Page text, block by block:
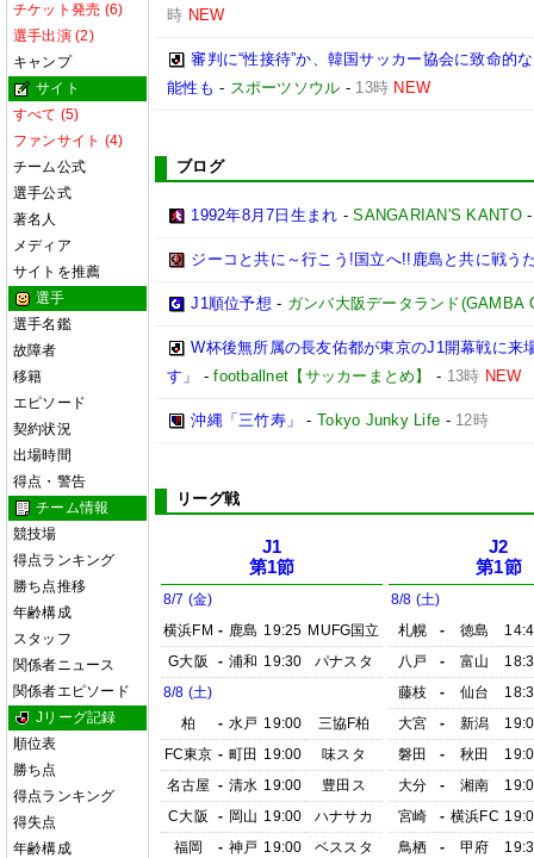
チケット発売 (6)
選手出演 (2)
キャンプ
サイト
すべて (5)
ファンサイト (4)
チーム公式
選手公式
著名人
メディア
サイトを推薦
選手
選手名鑑
故障者
移籍
エピソード
契約状況
出場時間
得点・警告
チーム情報
競技場
得点ランキング
勝ち点推移
年齢構成
スタッフ
関係者ニュース
関係者エピソード
Jリーグ記録
順位表
勝ち点
得点ランキング
得失点
年齢構成
時 NEW
審判に“性接待”か、韓国サッカー協会に致命
能性も - スポーツソウル - 13時 NEW
ブログ
1992年8月7日生まれ -SANGARIAN'S KANTO
ジーコと共に～行こう!国立へ!!鹿島と共に戦う
J1順位予想 - ガンバ大阪データランド(GAMBA
W杯後無所属の長友佑都が東京のJ1開幕戦に来
す」
-footballnet【サッカーまとめ】 - 13時 NEW
沖縄「三竹寿」 - Tokyo Junky Life - 12時
リーグ戦
J1
第1節
8/7 (金)
横浜FM - 鹿島 19:25 MUFG国立
G大阪
- 浦和 19:30
パナスタ
8/8 (土)
柏
- 水戸 19:00
三協F柏
FC東京 - 町田 19:00
味スタ
名古屋 - 清水 19:00
豊田ス
C大阪
- 岡山 19:00
ハナサカ
福岡
- 神戸 19:00
ベススタ
J2
第1節
8/8 (土)
札幌
- 徳島
八戸
- 富山
藤枝
- 仙台
大宮
- 新潟
磐田
- 秋田
大分
- 湘南
宮崎
- 横浜FC
鳥栖
- 甲府